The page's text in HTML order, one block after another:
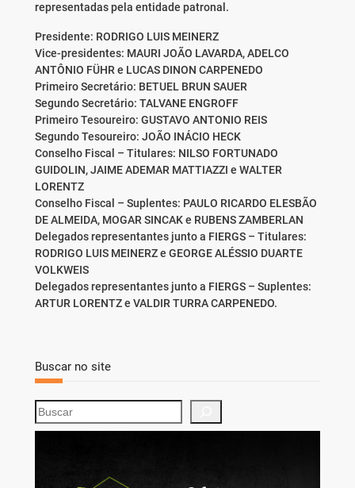
representadas pela entidade patronal.
Presidente: RODRIGO LUIS MEINERZ
Vice-presidentes: MAURI JOÃO LAVARDA, ADELCO
ANTÔNIO FÜHR e LUCAS DINON CARPENEDO
Primeiro Secretário: BETUEL BRUN SAUER
Segundo Secretário: TALVANE ENGROFF
Primeiro Tesoureiro: GUSTAVO ANTONIO REIS
Segundo Tesoureiro: JOÃO INÁCIO HECK
Conselho Fiscal – Titulares: NILSO FORTUNADO
GUIDOLIN, JAIME ADEMAR MATTIAZZI e WALTER
LORENTZ
Conselho Fiscal – Suplentes: PAULO RICARDO ELESBÃO
DE ALMEIDA, MOGAR SINCAK e RUBENS ZAMBERLAN
Delegados representantes junto a FIERGS – Titulares:
RODRIGO LUIS MEINERZ e GEORGE ALÉSSIO DUARTE
VOLKWEIS
Delegados representantes junto a FIERGS – Suplentes:
ARTUR LORENTZ e VALDIR TURRA CARPENEDO.
Buscar no site
S
e